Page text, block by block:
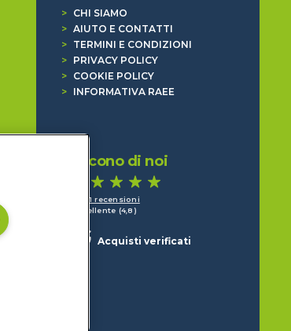
>
CHI SIAMO
> AIUTO E CONTATTI
>
TERMINI E CONDIZIONI
>
PRIVACY POLICY
>
COOKIE POLICY
>
INFORMATIVA RAEE
Dicono di noi
1.641 recensioni
Eccellente (4,8)
Acquisti verificati